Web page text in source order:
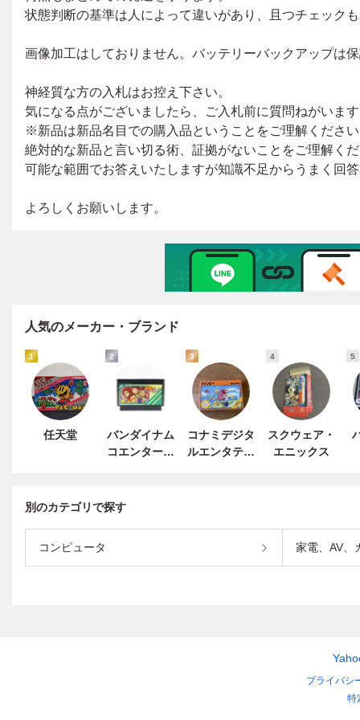
人気のメーカー・ブランド
1
任天堂
2
バンダイナム
コエンターテ
3
コナミデジタ
ルエンタテイ
4
スクウェア・
エニックス
5
別のカテゴリで探す
コンピュータ 家電、AV、
プライバシ
特